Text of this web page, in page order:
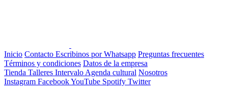
Inicio Contacto Escribinos por Whatsapp Preguntas frecuentes
Términos y condiciones Datos de la empresa
Tienda Talleres Intervalo Agenda cultural Nosotros
Instagram FacebookYouTube Spotify Twitter